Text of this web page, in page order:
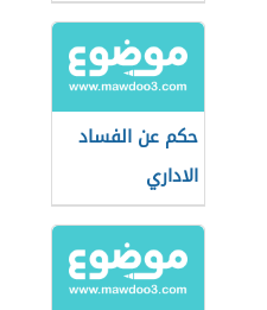
حكم عن الفساد
الاداري